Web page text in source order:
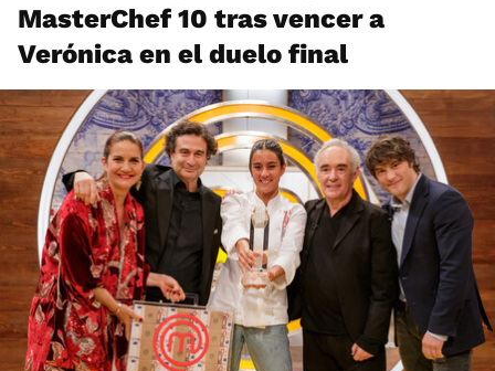
MasterChef 10 tras vencer a
Verónica en el duelo final